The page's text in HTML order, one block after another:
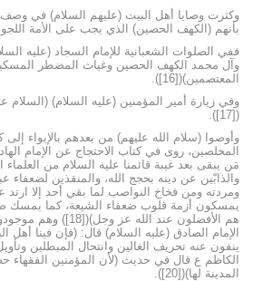
وكثرت وصايا أهل البيت (عليهم السلام) في وصف
بأنهم (الكهف الحصين) الذي يجب على الأمة
ففي الصلوات الشعبانية للإمام السجاد (عليه
وآل محمد الكهف الحصين وغياث المضطر
المعتصمين)([16]).
وفي زيارة أمير المؤمنين (عليه السلام) (السلام
([17]).
وأوصوا (سلام الله عليهم) من بعدهم بالإيواء إلى
المخلصين، روى في كتاب الاحتجاج عن الإمام
مَن يبقى بعد غيبة قائمنا عليه السلام من العلماء
والذابّين عن دينه بحجج الله، والمنقذين لضعفاء
ومردته ومن فخاخ النواصب لما بقي أحد إلا ارتد
يمسكون أزمة قلوب ضعفاء الشيعة، كما يمسك
هم الأفضلون عند الله
الإمام الصادق (عليه السلام) قال: (فإن فينا
الكاظم ع قال في حديث (لأن المؤمنين
المدينة لها)([20]).